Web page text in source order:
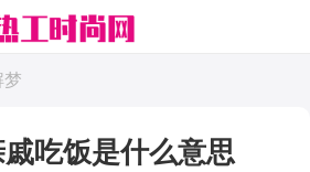
梦
吃饭是什么意思